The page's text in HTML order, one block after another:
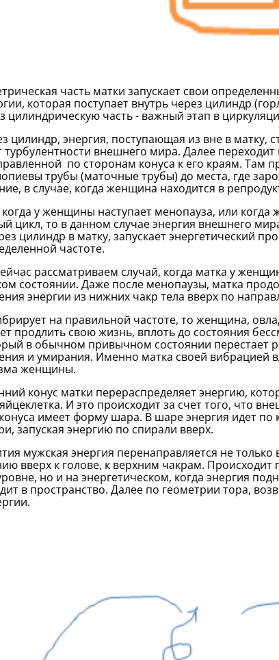
часть матки запускает свои
которая поступает внутрь через цилиндр
цилиндрическую часть - важный этап в
цилиндр, энергия, поступающая из вне в матку,
внешнего мира. Далее
по сторонам конуса к его краям. Там
трубы (маточные трубы) до места, где
в случае, когда женщина находится в
когда у женщины наступает менопауза, или
цикл, то в данном случае энергия внешнего
цилиндр в матку, запускает энергетический
частоте.
рассматриваем случай, когда матка у
состоянии. Даже после менопаузы, матка
энергии из нижних чакр тела вверх по
на правильной частоте, то женщина,
продлить свою жизнь, вплоть до состояния
в обычном привычном состоянии перестает
и умирания. Именно матка своей вибрацией
женщины.
конус матки перераспределяет энергию,
И это происходит за счет того, что
имеет форму шара. В шаре энергия идет по
запуская энергию по спирали вверх.
мужская энергия перенаправляется не
вверх к голове, к верхним чакрам. Происходит
но и на энергетическом, когда энергия
в пространство. Далее по геометрии тора,